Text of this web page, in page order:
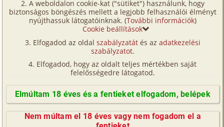
A weboldalon cookie-kat ("sütiket") használunk, hogy
biztonságos böngészés mellett a legjobb felhasználói élményt
nyújthassuk látogatóinknak. (További információk)
Cookie beállítások
Elfogadod az oldal szabályzatátés az adatkezelési
szabályzatot.
Elfogadod, hogy az oldalt teljes mértékben saját
felelősségedre látogatod.
Elmúltam 18 éves és a fentieket elfogadom, belépek
Nem múltam el 18 éves vagy nem fogadom el a
Te
VIP
Fórum
Ügyfélszolgálat
Írói segédletek
GyIK / FAQ
Impresszum
Megjelenés:2026. július 7.
Hossz:28 oldal
1 468 alkalommal